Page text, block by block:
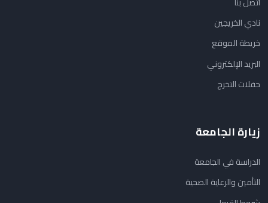
نادي الخريجين
خريطة الموقع
البريد الإلكتروني
حفلات التخرج
زيارة الجامعة
الدراسة في الجامعة
التأمين والرعاية الصحية